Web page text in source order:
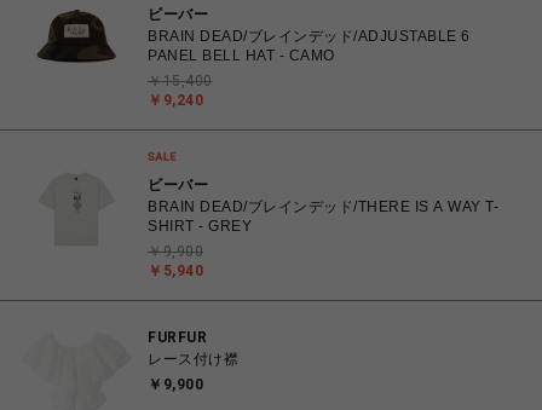
ビーバー
BRAIN DEAD/ブレインデッド/ADJUSTABLE 6
PANEL BELL HAT - CAMO
￥9,240
￥15,400
ビーバー
BRAIN DEAD/ブレインデッド/THERE IS A WAY T-
SHIRT - GREY
￥5,940
￥9,900
FURFUR
レース付け襟
￥9,900